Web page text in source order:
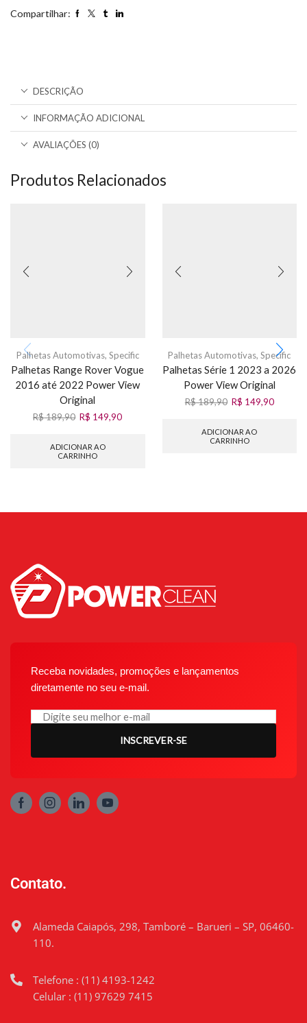
Compartilhar:
DESCRIÇÃO
INFORMAÇÃO ADICIONAL
AVALIAÇÕES (0)
Produtos Relacionados
Palhetas Automotivas, Specific
Palhetas Range Rover Vogue
2016 até 2022 Power View
Original
R$189,90 R$ 149,90
ADICIONAR AO
CARRINHO
Palhetas Automotivas,Specific
Palhetas Série 1 2023 a 2026
Power View Original
R$189,90 R$ 149,90
ADICIONAR AO
CARRINHO
Receba novidades, promoções e lançamentos
diretamente no seu e-mail.
INSCREVER-SE
Contato.
Alameda Caiapós, 298, Tamboré – Barueri – SP, 06460-
110.
Telefone : (11) 4193-1242
Celular : (11) 97629 7415